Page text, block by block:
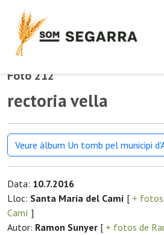
Foto 212
rectoria vella
Veure àlbum Un tomb pel municipi
Data: 10.7.2016
Lloc: Santa Maria del Camí [ + fotos
Camí ]
Autor: Ramon Sunyer [ + fotos de